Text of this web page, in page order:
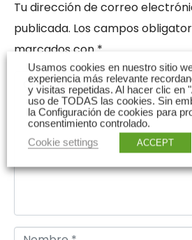
Tu dirección de correo
publicada. Los campos
marcados con *
n
r
Usamos cookies en nuestro sitio
experiencia más relevante
y visitas repetidas. Al hacer clic en
uso de TODAS las cookies. Sin
la Configuración de cookies para
consentimiento controlado.
Cookie settings
ACCEPT